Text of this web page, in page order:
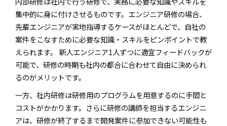
集中的に身に付けさせるものです。エンジニア研修の場合、
先輩エンジニアが実地指導するケースがほとんどで、自社の
案件をこなすために必要な知識・スキルをピンポイントで教
えられます。 新人エンジニア1人ずつに適宜フィードバックが
可能で、研修の時期も社内の都合に合わせて自由に決められ
るのがメリットです。
一方、社内研修は研修用のプログラムを用意するのに手間と
コストがかかります。さらに研修の講師を担当するエンジニ
アは、研修が終了するまで開発案件に参加できない可能性も